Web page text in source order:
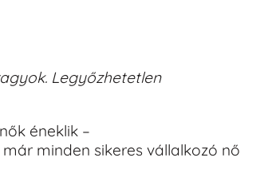
Legyőzhetetlen
éneklik –
minden sikeres vállalkozó nő